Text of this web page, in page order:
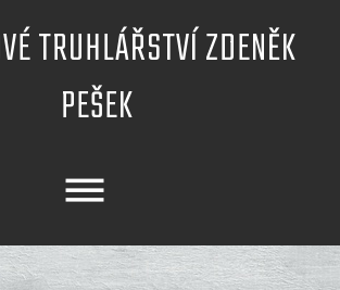
TRUHLÁŘSTVÍ ZDENĚK
PEŠEK